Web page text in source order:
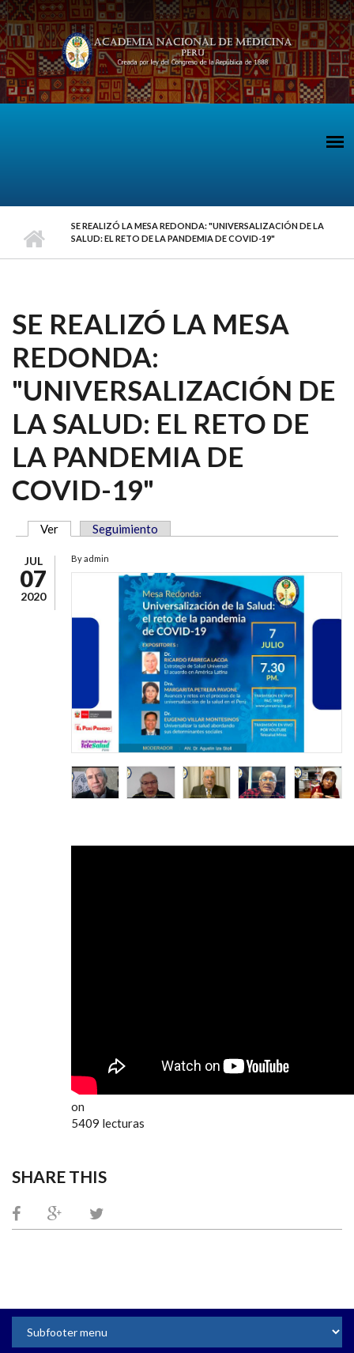
Pasar al contenido principal
SE REALIZÓ LA MESA REDONDA: "UNIVERSALIZACIÓN DE LA
SALUD: EL RETO DE LA PANDEMIA DE COVID-19"
SE REALIZÓ LA MESA
REDONDA:
"UNIVERSALIZACIÓN DE
LA SALUD: EL RETO DE
LA PANDEMIA DE
COVID-19"
SOLAPAS PRINCIPALES
Ver (solapa activa)
Seguimiento
JUL
07
2020
By admin
on
5409 lecturas
SHARE THIS